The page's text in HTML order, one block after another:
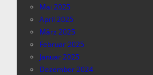
Mai 2025
April 2025
März 2025
Februar 2025
Januar 2025
Dezember 2024